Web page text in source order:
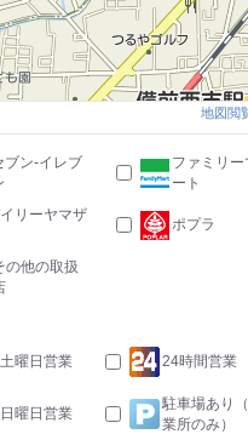
地図閲
ブン-イレブ
ファミリー
ート
リーヤマザ
ポプラ
の他の取扱
土曜日営業 24時間営業
日曜日営業
駐車場あり
業所のみ）